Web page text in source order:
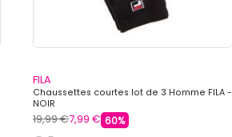
FILA
Chaussettes courtes lot de 3 Homme FILA -
NOIR
19,99 €7,99 € 60%